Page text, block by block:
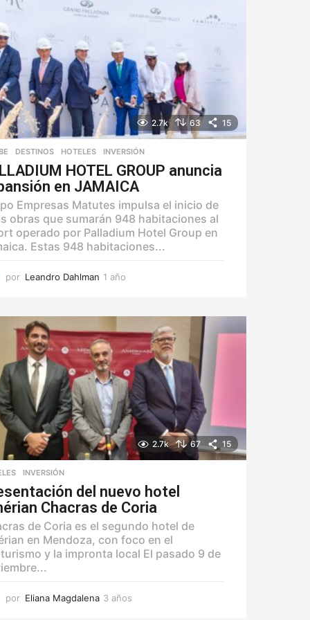
2.7k 63 15
,DESTINOS ,HOTELES ,INVERSIÓN
HOTEL GROUP anuncia
en JAMAICA
Empresas Matutes impulsa el inicio de
obras que sumarán 948 habitaciones al
operado por Palladium Hotel Group en
Estas 948 habitaciones...
por Leandro Dahlman 1 año
o
2.7k 67 15
,INVERSIÓN
del nuevo hotel
Chacras de Coria
de Coria es el segundo hotel de
en Mendoza, con foco en el
y la impronta local El pasado 9 de
por Eliana Magdalena 3 años